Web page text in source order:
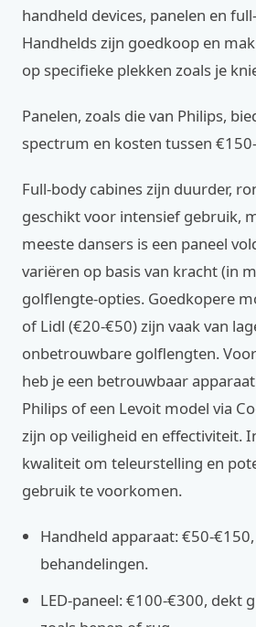
handheld devices, panelen en
Handhelds zijn goedkoop en
op specifieke plekken zoals je
Panelen, zoals die van Philips,
spectrum en kosten tussen
Full-body cabines zijn duurder,
geschikt voor intensief gebruik,
meeste dansers is een paneel
variëren op basis van kracht (in
golflengte-opties. Goedkopere
of Lidl (€20-€50) zijn vaak van
onbetrouwbare golflengten.
heb je een betrouwbaar
Philips of een Levoit model via
zijn op veiligheid en effectiviteit.
kwaliteit om teleurstelling en
gebruik te voorkomen.
Handheld apparaat: €50-
behandelingen.
LED-paneel: €100-€300, dekt